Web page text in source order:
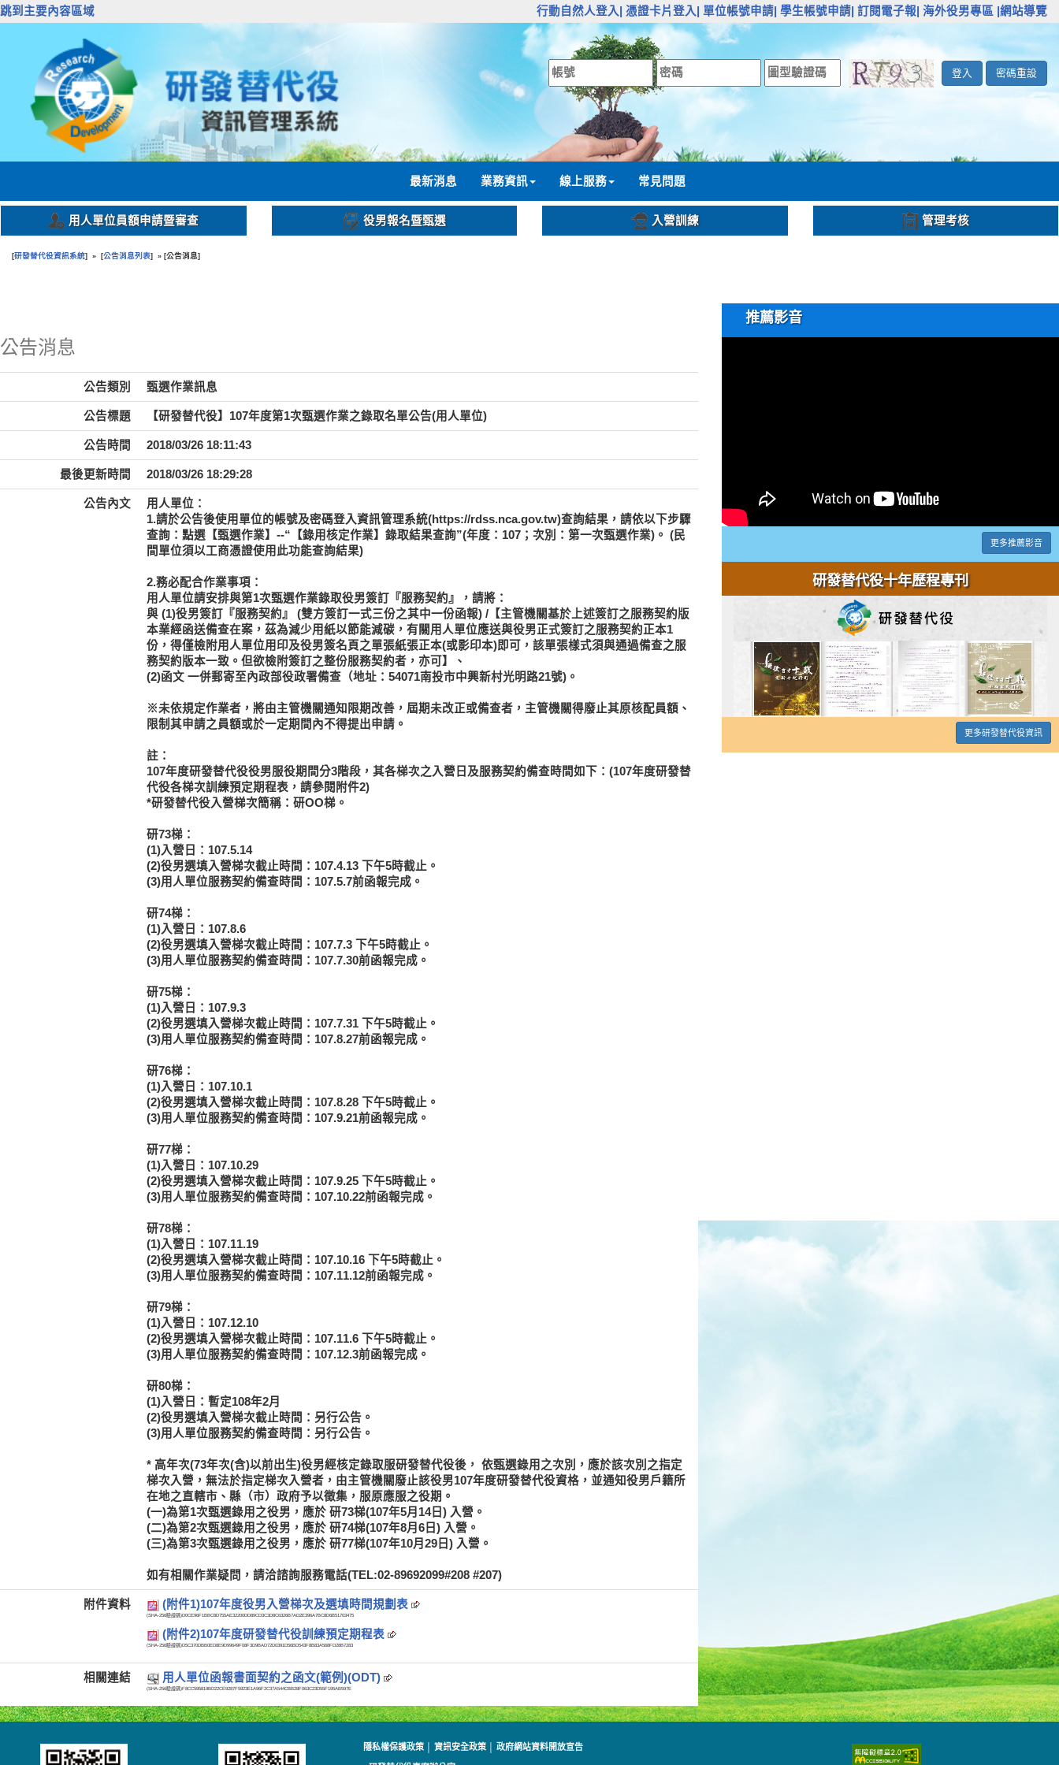
跳到主要內容區域 行動自然人登入| 憑證卡片登入| 單位帳號申請| 學生帳號申請| 訂閱電子報| 海外役男專區 |網站導覽
登入 密碼重設
最新消息 業務資訊 線上服務 常見問題
用人單位員額申請暨審查 役男報名暨甄選 入營訓練 管理考核
[研發替代役資訊系統] » [公告消息列表] » [公告消息]
公告消息
公告類別 甄選作業訊息
公告標題 【研發替代役】107年度第1次甄選作業之錄取名單公告(用人單位)
公告時間 2018/03/26 18:11:43
最後更新時間 2018/03/26 18:29:28
公告內文
用人單位：
1.請於公告後使用單位的帳號及密碼登入資訊管理系統(https://rdss.nca.gov.tw)查詢結果，請依以下步驟
查詢：點選【甄選作業】--“【錄用核定作業】錄取結果查詢”(年度：107；次別：第一次甄選作業)。 (民
間單位須以工商憑證使用此功能查詢結果)
2.務必配合作業事項：
用人單位請安排與第1次甄選作業錄取役男簽訂『服務契約』，請將：
與 (1)役男簽訂『服務契約』 (雙方簽訂一式三份之其中一份函報) /【主管機關基於上述簽訂之服務契約版
本業經函送備查在案，茲為減少用紙以節能減碳，有關用人單位應送與役男正式簽訂之服務契約正本1
份，得僅檢附用人單位用印及役男簽名頁之單張紙張正本(或影印本)即可，該單張樣式須與通過備查之服
務契約版本一致。但欲檢附簽訂之整份服務契約者，亦可】、
(2)函文 一併郵寄至內政部役政署備查（地址：54071南投市中興新村光明路21號)。
※未依規定作業者，將由主管機關通知限期改善，屆期未改正或備查者，主管機關得廢止其原核配員額、
限制其申請之員額或於一定期間內不得提出申請。
註：
107年度研發替代役役男服役期間分3階段，其各梯次之入營日及服務契約備查時間如下：(107年度研發替
代役各梯次訓練預定期程表，請參閱附件2)
*研發替代役入營梯次簡稱：研OO梯。
研73梯：
(1)入營日：107.5.14
(2)役男選填入營梯次截止時間：107.4.13 下午5時截止。
(3)用人單位服務契約備查時間：107.5.7前函報完成。
研74梯：
(1)入營日：107.8.6
(2)役男選填入營梯次截止時間：107.7.3 下午5時截止。
(3)用人單位服務契約備查時間：107.7.30前函報完成。
研75梯：
(1)入營日：107.9.3
(2)役男選填入營梯次截止時間：107.7.31 下午5時截止。
(3)用人單位服務契約備查時間：107.8.27前函報完成。
研76梯：
(1)入營日：107.10.1
(2)役男選填入營梯次截止時間：107.8.28 下午5時截止。
(3)用人單位服務契約備查時間：107.9.21前函報完成。
研77梯：
(1)入營日：107.10.29
(2)役男選填入營梯次截止時間：107.9.25 下午5時截止。
(3)用人單位服務契約備查時間：107.10.22前函報完成。
研78梯：
(1)入營日：107.11.19
(2)役男選填入營梯次截止時間：107.10.16 下午5時截止。
(3)用人單位服務契約備查時間：107.11.12前函報完成。
研79梯：
(1)入營日：107.12.10
(2)役男選填入營梯次截止時間：107.11.6 下午5時截止。
(3)用人單位服務契約備查時間：107.12.3前函報完成。
研80梯：
(1)入營日：暫定108年2月
(2)役男選填入營梯次截止時間：另行公告。
(3)用人單位服務契約備查時間：另行公告。
* 高年次(73年次(含)以前出生)役男經核定錄取服研發替代役後， 依甄選錄用之次別，應於該次別之指定
梯次入營，無法於指定梯次入營者，由主管機關廢止該役男107年度研發替代役資格 ，並通知役男戶籍所
在地之直轄市、縣（市）政府予以徵集，服原應服之役期。
(一)為第1次甄選錄用之役男，應於 研73梯(107年5月14日) 入營。
(二)為第2次甄選錄用之役男，應於 研74梯(107年8月6日) 入營。
(三)為第3次甄選錄用之役男，應於 研77梯(107年10月29日) 入營。
如有相關作業疑問，請洽諮詢服務電話(TEL:02-89692099#208 #207)
附件資料 (附件1)107年度役男入營梯次及選填時間規劃表
(SHA-256驗證碼)D0CE96F1BBC8D755AE32200DD89CD3C3D8C6326B7AD2E396A7BC8D6B51703475
(附件2)107年度研發替代役訓練預定期程表
(SHA-256驗證碼)D5C370DBB0ED8E9D99649F08F3D9BAD72D0391D56BD543F8B83A568FD28B7283
相關連結 用人單位函報書面契約之函文(範例)(ODT)
(SHA-256驗證碼)F8CC595819BD22CE9287F5923E1A96F2C37A544CBB28F063C23D55F195AB597E
推薦影音
更多推薦影音
研發替代役十年歷程專刊
更多研發替代役資訊
隱私權保護政策 資訊安全政策 政府網站資料開放宣告